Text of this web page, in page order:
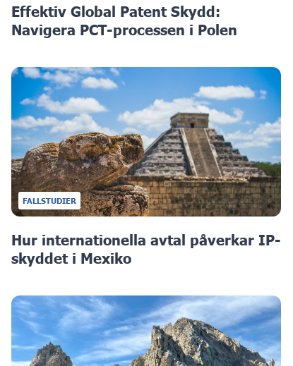
Effektiv Global Patent Skydd:
Navigera PCT-processen i Polen
FALLSTUDIER
Hur internationella avtal påverkar IP-
skyddet i Mexiko